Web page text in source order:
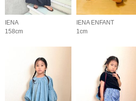
IENA
158cm
IENA ENFANT
1cm